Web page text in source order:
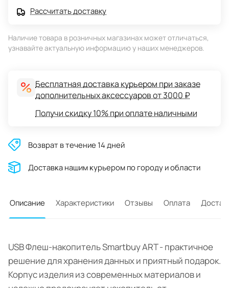
Рассчитать доставку
Наличие товара в розничных магазинах может отличаться,
узнавайте актуальную информацию у наших менеджеров.
Бесплатная доставка курьером при заказе
дополнительных аксессуаров от 3000 ₽
Получи скидку 10% при оплате наличными
Возврат в течение 14 дней
Доставĸа нашим ĸурьером по городу и области
Описание Характеристики Отзывы Оплата
USB Флеш-накопитель Smartbuy ART - практичное
решение для хранения данных и приятный подарок.
Корпус изделия из современных материалов и